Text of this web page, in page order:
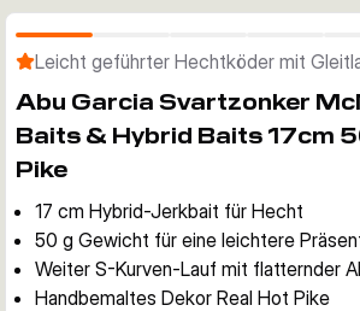
Leicht geführter Hechtköder mit
Abu Garcia Svartzonker
Baits & Hybrid Baits 17cm
Pike
17 cm Hybrid-Jerkbait für Hecht
50 g Gewicht für eine leichtere
Weiter S-Kurven-Lauf mit flatternder
Handbemaltes Dekor Real Hot Pike